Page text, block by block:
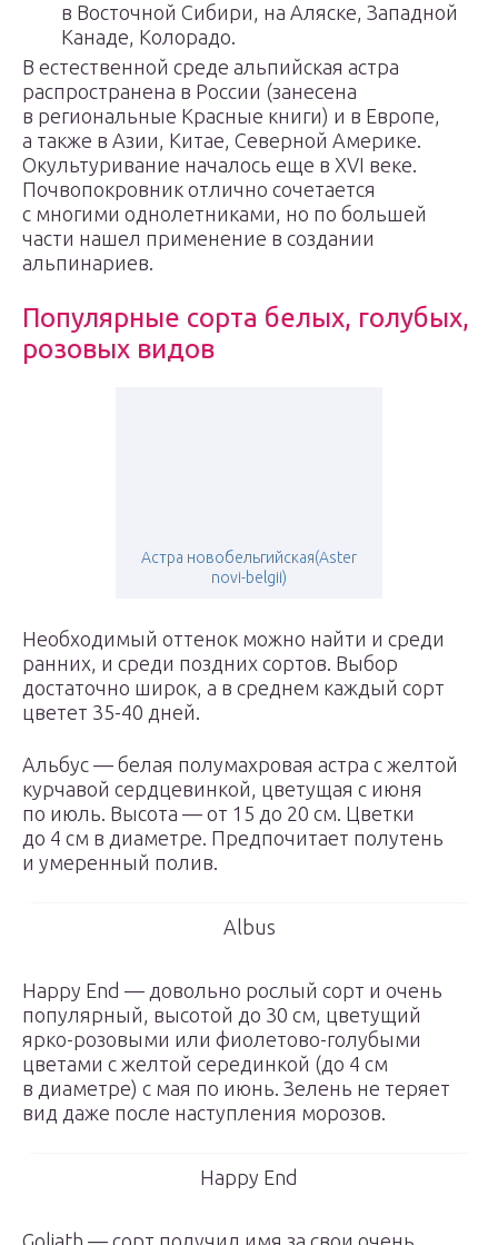
в Восточной Сибири, на Аляске, Западной
Канаде, Колорадо.
В естественной среде альпийская астра
распространена в России (занесена
в региональные Красные книги) и в Европе,
а также в Азии, Китае, Северной Америке.
Окультуривание началось еще в XVI веке.
Почвопокровник отлично сочетается
с многими однолетниками, но по большей
части нашел применение в создании
альпинариев.
Популярные сорта белых, голубых,
розовых видов
Астра новобельгийская(Aster
novi-belgii)
Необходимый оттенок можно найти и среди
ранних, и среди поздних сортов. Выбор
достаточно широк, а в среднем каждый сорт
цветет 35-40 дней.
Альбус — белая полумахровая астра с желтой
курчавой сердцевинкой, цветущая с июня
по июль. Высота — от 15 до 20 см. Цветки
до 4 см в диаметре. Предпочитает полутень
и умеренный полив.
Albus
Happy End — довольно рослый сорт и очень
популярный, высотой до 30 см, цветущий
ярко-розовыми или фиолетово-голубыми
цветами с желтой серединкой (до 4 см
в диаметре) с мая по июнь. Зелень не теряет
вид даже после наступления морозов.
Happy End
Goliath — сорт получил имя за свои очень